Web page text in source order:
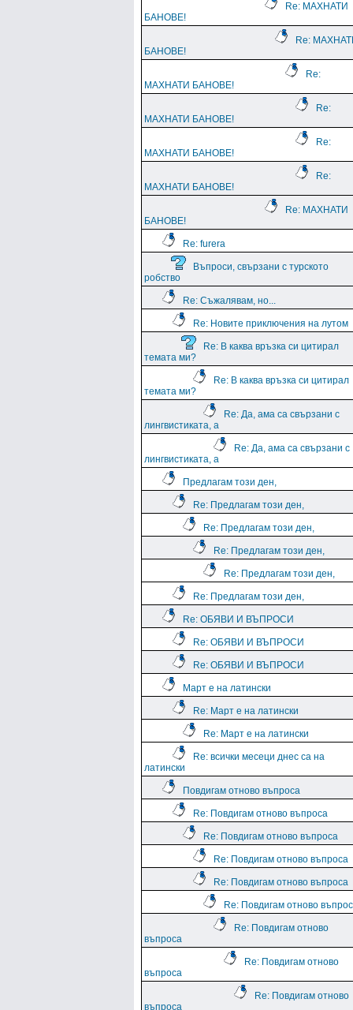
Re: МАХНАТИ
БАНОВЕ!
Re:
БАНОВЕ!
Re:
МАХНАТИ БАНОВЕ!
Re:
МАХНАТИ БАНОВЕ!
Re:
МАХНАТИ БАНОВЕ!
Re:
МАХНАТИ БАНОВЕ!
Re: МАХНАТИ
БАНОВЕ!
Re: furera
Въпроси, свързани с турското
робство
Re: Съжалявам, но...
Re: Новите приключения на лутом
Re: В каква връзка си цитирал
темата ми?
Re: В каква връзка си цитирал
темата ми?
Re: Да, ама са свързани с
лингвистиката, а
Re: Да, ама са свързани с
лингвистиката, а
Предлагам този ден,
Re: Предлагам този ден,
Re: Предлагам този ден,
Re: Предлагам този ден,
Re: Предлагам този ден,
Re: Предлагам този ден,
Re: ОБЯВИ И ВЪПРОСИ
Re: ОБЯВИ И ВЪПРОСИ
Re: ОБЯВИ И ВЪПРОСИ
Март е на латински
Re: Март е на латински
Re: Март е на латински
Re: всички месеци днес са на
латински
Повдигам отново въпроса
Re: Повдигам отново въпроса
Re: Повдигам отново въпроса
Re: Повдигам отново въпроса
Re: Повдигам отново въпроса
Re: Повдигам отново
Re: Повдигам отново
въпроса
Re: Повдигам отново
въпроса
Re: Повдигам отново
въпроса